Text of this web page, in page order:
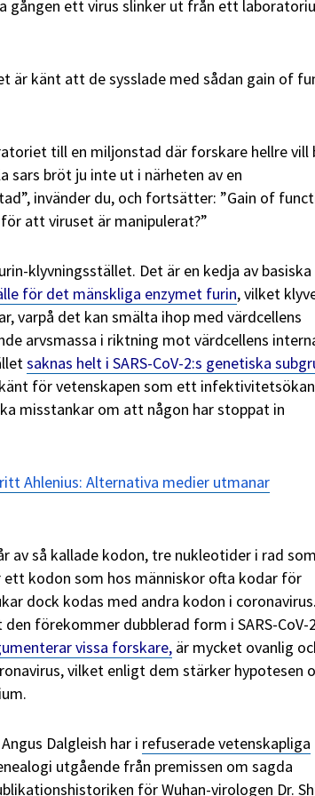
gången ett virus slinker ut från ett
är känt att de sysslade med sådan gain of
till en miljonstad där forskare hellre vill
sars bröt ju inte ut i närheten av en
invänder du, och fortsätter: ”Gain of
att viruset är manipulerat?”
klyvningsstället. Det är en kedja av basiska
för det mänskliga enzymet furin, vilket
varpå det kan smälta ihop med värdcellens
arvsmassa i riktning mot värdcellens
saknas helt i SARS-CoV-2:s genetiska
för vetenskapen som ett
misstankar om att någon har stoppat in
Ahlenius: Alternativa medier utmanar
av så kallade kodon, tre nukleotider i rad som
ett kodon som hos människor ofta kodar för
dock kodas med andra kodon i
förekommer dubblerad form i SARS-CoV-2
vissa forskare, är mycket ovanlig
vilket enligt dem stärker hypotesen
Dalgleish har i refuserade vetenskapliga
utgående från premissen om sagda
för Wuhan-virologen Dr.